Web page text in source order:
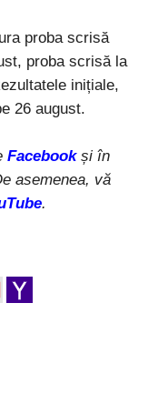
proba scrisă
proba scrisă la
inițiale,
26 august.
Facebook și în
asemenea, vă
.